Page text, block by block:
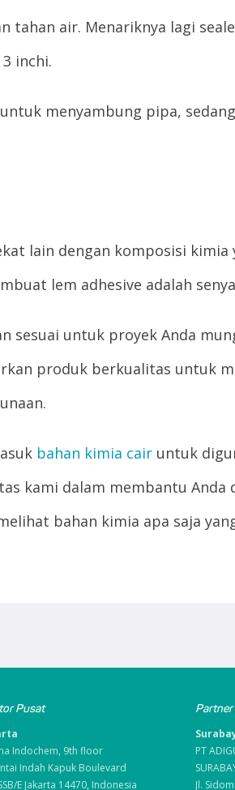
tahan air. Menariknya lagi
inchi.
menyambung pipa,
lain dengan komposisi
lem adhesive adalah
sesuai untuk proyek Anda
produk berkualitas untuk
bahan kimia cair untuk
kami dalam membantu
bahan kimia apa saja
Pusat
Indochem, 9th floor
Indah Kapuk Boulevard
E Jakarta 14470, Indonesia
Partner
PT
Jl.